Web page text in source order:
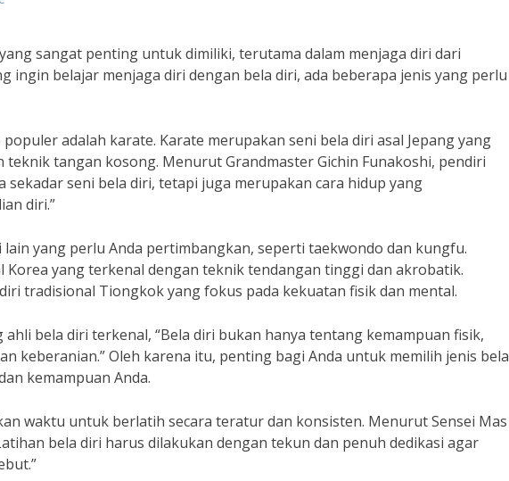
sangat penting untuk dimiliki, terutama dalam menjaga diri dari
ingin belajar menjaga diri dengan bela diri, ada beberapa jenis yang perlu
adalah karate. Karate merupakan seni bela diri asal Jepang yang
tangan kosong. Menurut Grandmaster Gichin Funakoshi, pendiri
sekadar seni bela diri, tetapi juga merupakan cara hidup yang
diri.”
lain yang perlu Anda pertimbangkan, seperti taekwondo dan kungfu.
Korea yang terkenal dengan teknik tendangan tinggi dan akrobatik.
tradisional Tiongkok yang fokus pada kekuatan fisik dan mental.
bela diri terkenal, “Bela diri bukan hanya tentang kemampuan fisik,
keberanian.” Oleh karena itu, penting bagi Anda untuk memilih jenis bela
kemampuan Anda.
waktu untuk berlatih secara teratur dan konsisten. Menurut Sensei Mas
bela diri harus dilakukan dengan tekun dan penuh dedikasi agar